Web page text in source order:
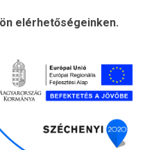
elérhetőségeinken.